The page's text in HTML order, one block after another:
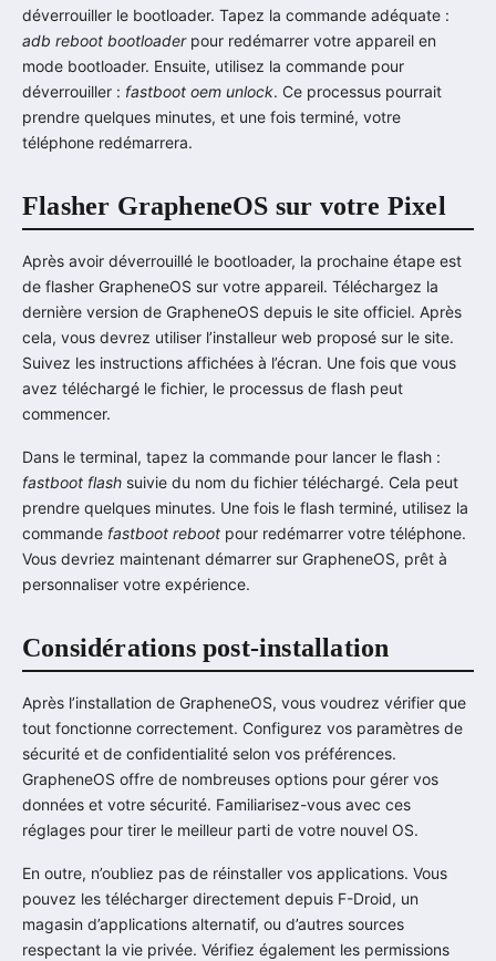
déverrouiller le bootloader. Tapez la commande adéquate :
adb reboot bootloaderpour redémarrer votre appareil en
mode bootloader. Ensuite, utilisez la commande pour
déverrouiller : fastboot oem unlock. Ce processus pourrait
prendre quelques minutes, et une fois terminé, votre
téléphone redémarrera.
Flasher GrapheneOS sur votre Pixel
Après avoir déverrouillé le bootloader, la prochaine étape est
de flasher GrapheneOS sur votre appareil. Téléchargez la
dernière version de GrapheneOS depuis le site officiel. Après
cela, vous devrez utiliser l’installeur web proposé sur le site.
Suivez les instructions affichées à l’écran. Une fois que vous
avez téléchargé le fichier, le processus de flash peut
commencer.
Dans le terminal, tapez la commande pour lancer le flash :
fastboot flash suivie du nom du fichier téléchargé. Cela peut
prendre quelques minutes. Une fois le flash terminé, utilisez la
commande fastboot reboot pour redémarrer votre téléphone.
Vous devriez maintenant démarrer sur GrapheneOS, prêt à
personnaliser votre expérience.
Considérations post-installation
Après l’installation de GrapheneOS, vous voudrez vérifier que
tout fonctionne correctement. Configurez vos paramètres de
sécurité et de confidentialité selon vos préférences.
GrapheneOS offre de nombreuses options pour gérer vos
données et votre sécurité. Familiarisez-vous avec ces
réglages pour tirer le meilleur parti de votre nouvel OS.
En outre, n’oubliez pas de réinstaller vos applications. Vous
pouvez les télécharger directement depuis F-Droid, un
magasin d’applications alternatif, ou d’autres sources
respectant la vie privée. Vérifiez également les permissions